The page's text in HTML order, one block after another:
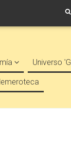
Universo